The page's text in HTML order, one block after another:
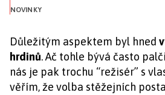
NOVINKY
Důležitým aspektem byl hned
hrdinů. Ač tohle bývá často
nás je pak trochu “režisér” s
věřím, že volba stěžejních